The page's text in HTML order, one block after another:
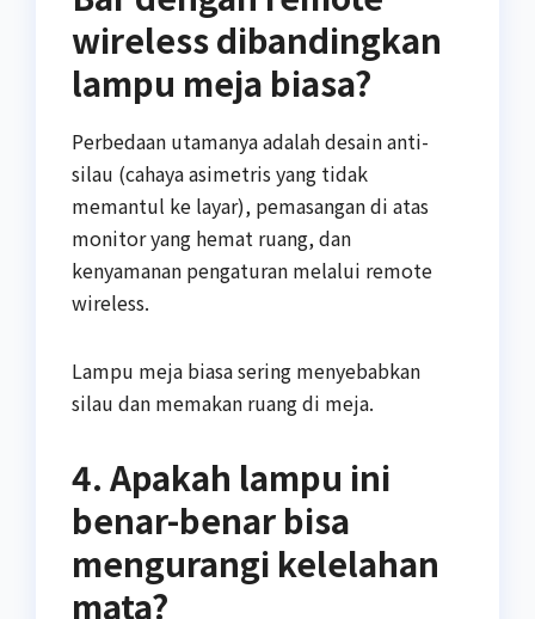
wireless dibandingkan
lampu meja biasa?
Perbedaan utamanya adalah desain anti-
silau (cahaya asimetris yang tidak
memantul ke layar), pemasangan di atas
monitor yang hemat ruang, dan
kenyamanan pengaturan melalui remote
wireless.
Lampu meja biasa sering menyebabkan
silau dan memakan ruang di meja.
4. Apakah lampu ini
benar-benar bisa
mengurangi kelelahan
mata?